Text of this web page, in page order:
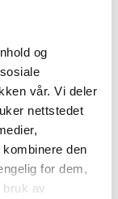
og
vår. Vi deler
nettstedet
den
for dem,
bruk av
prøver pga.